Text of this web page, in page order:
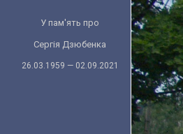
У пам'ять про
Сергія Дзюбенка
26.03.1959 — 02.09.2021